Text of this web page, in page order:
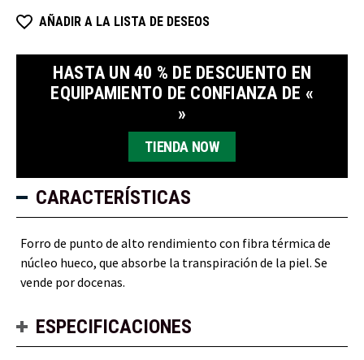
rendimiento
AÑADIR A LA LISTA DE DESEOS
HASTA UN 40 % DE DESCUENTO EN
EQUIPAMIENTO DE CONFIANZA DE «
»
TIENDA NOW
CARACTERÍSTICAS
Forro de punto de alto rendimiento con fibra térmica de
núcleo hueco, que absorbe la transpiración de la piel. Se
vende por docenas.
ESPECIFICACIONES